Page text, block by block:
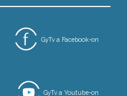
GyTv a Facebook-on
GyTv a Youtube-on